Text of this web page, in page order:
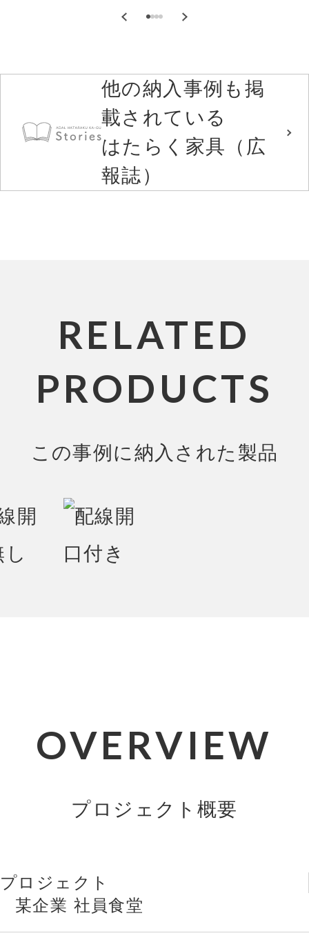
他の納入事例も掲
載されている
はたらく家具（広
報誌）
RELATED
PRODUCTS
この事例に納入された製品
OVERVIEW
プロジェクト概要
プロジェクト
某企業 社員食堂